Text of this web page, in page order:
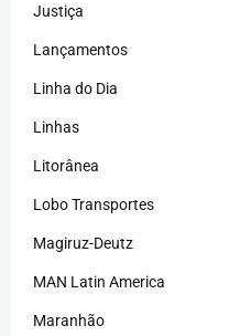
Justiça
Lançamentos
Linha do Dia
Linhas
Litorânea
Lobo Transportes
Magiruz-Deutz
MAN Latin America
Maranhão